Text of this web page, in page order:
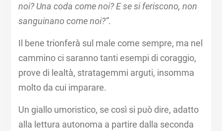
noi? Una coda come noi? E se si feriscono, non
sanguinano come noi?”.
Il bene trionferà sul male come sempre, ma nel
cammino ci saranno tanti esempi di coraggio,
prove di lealtà, stratagemmi arguti, insomma
molto da cui imparare.
Un giallo umoristico, se così si può dire, adatto
alla lettura autonoma a partire dalla seconda